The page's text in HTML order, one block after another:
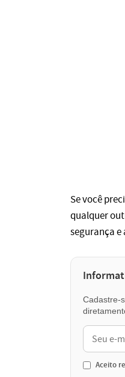
Se você
qualquer
segurança
Cadastre-
Aceito